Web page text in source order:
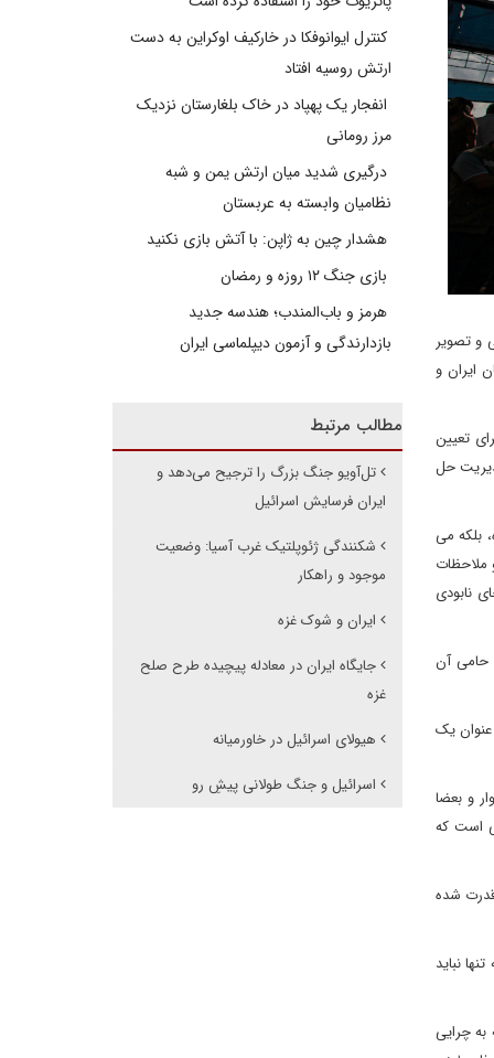
و تصویر
ایران و
تعیین
حل
بلکه می
ملاحظات
نابودی
حامی آن
یک
و بعضا
است که
شده
نباید
به چرایی
کنترل ایوانوفکا در خارکیف اوکراین به دست
ارتش روسیه افتاد
انفجار یک پهپاد در خاک بلغارستان نزدیک
مرز رومانی
درگیری شدید میان ارتش یمن و شبه
نظامیان وابسته به عربستان
هشدار چین به ژاپن: با آتش بازی نکنید
بازی جنگ ۱۲ روزه و رمضان
هرمز و باب‌المندب؛ هندسه جدید
بازدارندگی و آزمون دیپلماسی ایران
مطالب مرتبط
تل‌آویو جنگ بزرگ را ترجیح می‌دهد و
ایران فرسایش اسرائیل
شکنندگی ژئوپلتیک غرب آسیا: وضعیت
موجود و راهکار
ایران و شوک غزه
جایگاه ایران در معادله پیچیده طرح صلح
غزه
هیولای اسرائیل در خاورمیانه
اسرائیل و جنگ طولانی پیشِ رو